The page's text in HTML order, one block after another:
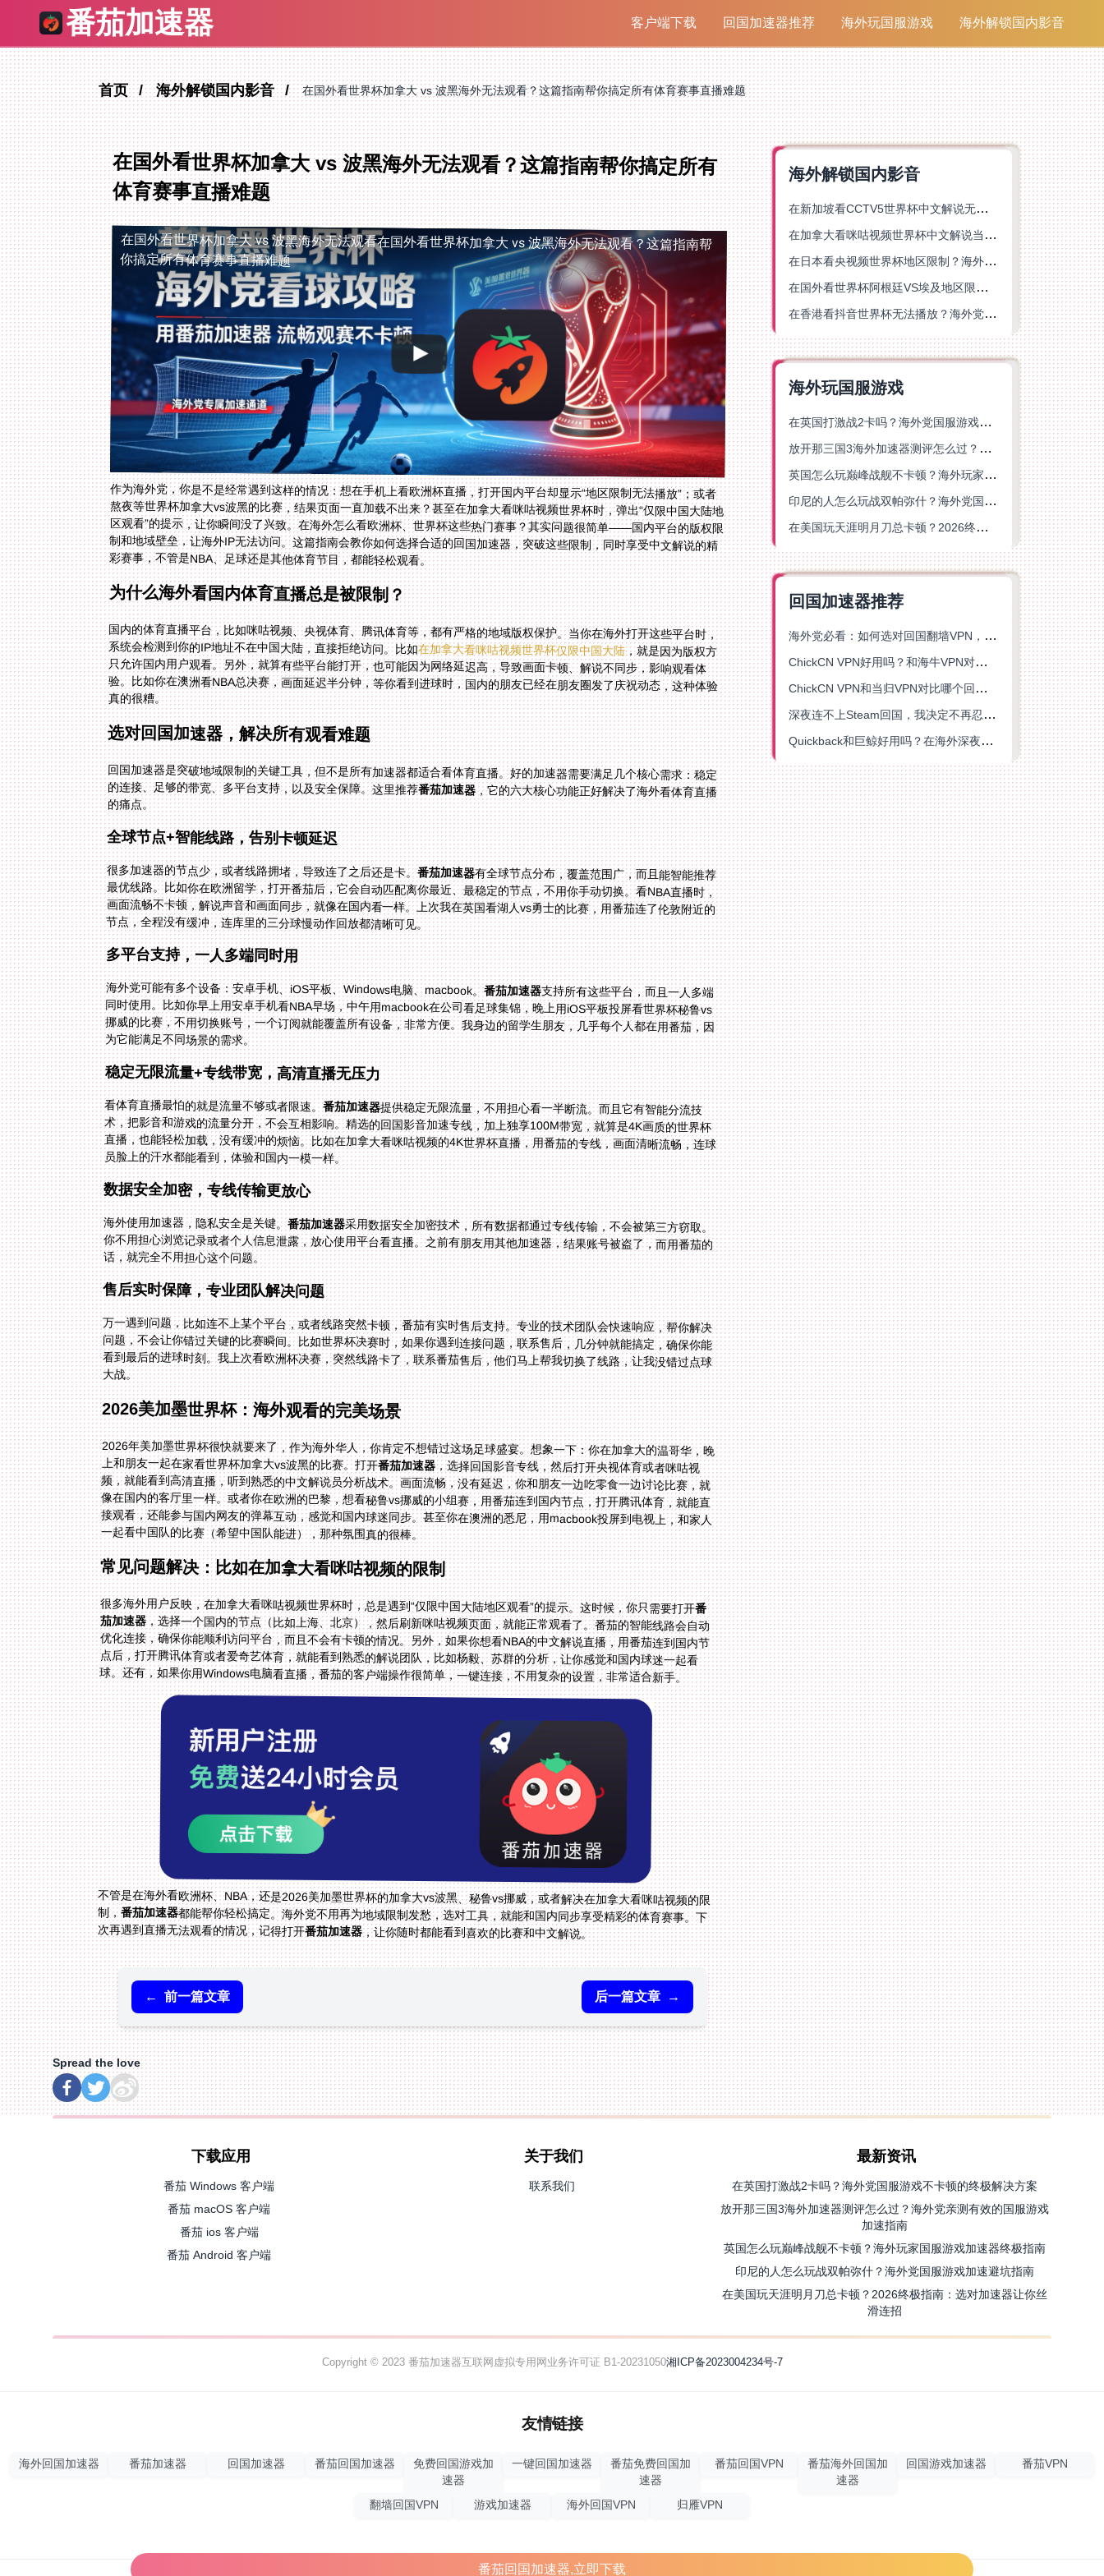
番茄加速器 客户端下载 回国加速器推荐 海外玩国服游戏 海外解锁国内影音
首页 海外解锁国内影音 在国外看世界杯加拿大 vs 波黑海外无法观看？这篇指南帮你搞定所有体育赛事直播难题
在国外看世界杯加拿大 vs 波黑海外无法观看？这篇指南帮你搞定所有
体育赛事直播难题
在国外看世界杯加拿大 vs 波黑海外无法观看在国外看世界杯加拿大 vs 波黑海外无法观看？这篇指南帮
你搞定所有体育赛事直播难题
作为海外党，你是不是经常遇到这样的情况：想在手机上看欧洲杯直播，打开国内平台却显示“地区限制无法播放”；或者
熬夜等世界杯加拿大vs波黑的比赛，结果页面一直加载不出来？甚至在加拿大看咪咕视频世界杯时，弹出“仅限中国大陆地
区观看”的提示，让你瞬间没了兴致。在海外怎么看欧洲杯、世界杯这些热门赛事？其实问题很简单——国内平台的版权限
制和地域壁垒，让海外IP无法访问。这篇指南会教你如何选择合适的回国加速器，突破这些限制，同时享受中文解说的精
彩赛事，不管是NBA、足球还是其他体育节目，都能轻松观看。
为什么海外看国内体育直播总是被限制？
国内的体育直播平台，比如咪咕视频、央视体育、腾讯体育等，都有严格的地域版权保护。当你在海外打开这些平台时，
系统会检测到你的IP地址不在中国大陆，直接拒绝访问。比如在加拿大看咪咕视频世界杯仅限中国大陆，就是因为版权方
只允许国内用户观看。另外，就算有些平台能打开，也可能因为网络延迟高，导致画面卡顿、解说不同步，影响观看体
验。比如你在澳洲看NBA总决赛，画面延迟半分钟，等你看到进球时，国内的朋友已经在朋友圈发了庆祝动态，这种体验
真的很糟。
选对回国加速器，解决所有观看难题
回国加速器是突破地域限制的关键工具，但不是所有加速器都适合看体育直播。好的加速器需要满足几个核心需求：稳定
的连接、足够的带宽、多平台支持，以及安全保障。这里推荐番茄加速器，它的六大核心功能正好解决了海外看体育直播
的痛点。
全球节点+智能线路，告别卡顿延迟
很多加速器的节点少，或者线路拥堵，导致连了之后还是卡。番茄加速器有全球节点分布，覆盖范围广，而且能智能推荐
最优线路。比如你在欧洲留学，打开番茄后，它会自动匹配离你最近、最稳定的节点，不用你手动切换。看NBA直播时，
画面流畅不卡顿，解说声音和画面同步，就像在国内看一样。上次我在英国看湖人vs勇士的比赛，用番茄连了伦敦附近的
节点，全程没有缓冲，连库里的三分球慢动作回放都清晰可见。
多平台支持，一人多端同时用
海外党可能有多个设备：安卓手机、iOS平板、Windows电脑、macbook。番茄加速器支持所有这些平台，而且一人多端
同时使用。比如你早上用安卓手机看NBA早场，中午用macbook在公司看足球集锦，晚上用iOS平板投屏看世界杯秘鲁vs
挪威的比赛，不用切换账号，一个订阅就能覆盖所有设备，非常方便。我身边的留学生朋友，几乎每个人都在用番茄，因
为它能满足不同场景的需求。
稳定无限流量+专线带宽，高清直播无压力
看体育直播最怕的就是流量不够或者限速。番茄加速器提供稳定无限流量，不用担心看一半断流。而且它有智能分流技
术，把影音和游戏的流量分开，不会互相影响。精选的回国影音加速专线，加上独享100M带宽，就算是4K画质的世界杯
直播，也能轻松加载，没有缓冲的烦恼。比如在加拿大看咪咕视频的4K世界杯直播，用番茄的专线，画面清晰流畅，连球
员脸上的汗水都能看到，体验和国内一模一样。
数据安全加密，专线传输更放心
海外使用加速器，隐私安全是关键。番茄加速器采用数据安全加密技术，所有数据都通过专线传输，不会被第三方窃取。
你不用担心浏览记录或者个人信息泄露，放心使用平台看直播。之前有朋友用其他加速器，结果账号被盗了，而用番茄的
话，就完全不用担心这个问题。
售后实时保障，专业团队解决问题
万一遇到问题，比如连不上某个平台，或者线路突然卡顿，番茄有实时售后支持。专业的技术团队会快速响应，帮你解决
问题，不会让你错过关键的比赛瞬间。比如世界杯决赛时，如果你遇到连接问题，联系售后，几分钟就能搞定，确保你能
看到最后的进球时刻。我上次看欧洲杯决赛，突然线路卡了，联系番茄售后，他们马上帮我切换了线路，让我没错过点球
大战。
2026美加墨世界杯：海外观看的完美场景
2026年美加墨世界杯很快就要来了，作为海外华人，你肯定不想错过这场足球盛宴。想象一下：你在加拿大的温哥华，晚
上和朋友一起在家看世界杯加拿大vs波黑的比赛。打开番茄加速器，选择回国影音专线，然后打开央视体育或者咪咕视
频，就能看到高清直播，听到熟悉的中文解说员分析战术。画面流畅，没有延迟，你和朋友一边吃零食一边讨论比赛，就
像在国内的客厅里一样。或者你在欧洲的巴黎，想看秘鲁vs挪威的小组赛，用番茄连到国内节点，打开腾讯体育，就能直
接观看，还能参与国内网友的弹幕互动，感觉和国内球迷同步。甚至你在澳洲的悉尼，用macbook投屏到电视上，和家人
一起看中国队的比赛（希望中国队能进），那种氛围真的很棒。
常见问题解决：比如在加拿大看咪咕视频的限制
很多海外用户反映，在加拿大看咪咕视频世界杯时，总是遇到“仅限中国大陆地区观看”的提示。这时候，你只需要打开番
茄加速器，选择一个国内的节点（比如上海、北京），然后刷新咪咕视频页面，就能正常观看了。番茄的智能线路会自动
优化连接，确保你能顺利访问平台，而且不会有卡顿的情况。另外，如果你想看NBA的中文解说直播，用番茄连到国内节
点后，打开腾讯体育或者爱奇艺体育，就能看到熟悉的解说团队，比如杨毅、苏群的分析，让你感觉和国内球迷一起看
球。还有，如果你用Windows电脑看直播，番茄的客户端操作很简单，一键连接，不用复杂的设置，非常适合新手。
不管是在海外看欧洲杯、NBA，还是2026美加墨世界杯的加拿大vs波黑、秘鲁vs挪威，或者解决在加拿大看咪咕视频的限
制，番茄加速器都能帮你轻松搞定。海外党不用再为地域限制发愁，选对工具，就能和国内同步享受精彩的体育赛事。下
次再遇到直播无法观看的情况，记得打开番茄加速器，让你随时都能看到喜欢的比赛和中文解说。
← 前一篇文章 后一篇文章 →
海外解锁国内影音
在新加坡看CCTV5世界杯中文解说无法播放？这篇指南帮你解锁海外体育直播自由
在加拿大看咪咕视频世界杯中文解说当前地区不可播放？这篇指南帮你一键解决
在日本看央视频世界杯地区限制？海外党体育赛事观看终极指南
在国外看世界杯阿根廷VS埃及地区限制？这篇指南帮你搞定中文直播+解说
在香港看抖音世界杯无法播放？海外党体育赛事中文直播终极指南
海外玩国服游戏
在英国打激战2卡吗？海外党国服游戏不卡顿的终极解决方案
放开那三国3海外加速器测评怎么过？海外党亲测有效的国服游戏加速指南
英国怎么玩巅峰战舰不卡顿？海外玩家国服游戏加速器终极指南
印尼的人怎么玩战双帕弥什？海外党国服游戏加速避坑指南
在美国玩天涯明月刀总卡顿？2026终极指南：选对加速器让你丝滑连招
回国加速器推荐
海外党必看：如何选对回国翻墙VPN，无缝解锁国内资源？
ChickCN VPN好用吗？和海牛VPN对比哪个回国效果更好？
ChickCN VPN和当归VPN对比哪个回国效果更好？海外党亲测后选了它
深夜连不上Steam回国，我决定不再忍受这数字鸿沟
Quickback和巨鲸好用吗？在海外深夜想刷B站、追爱奇艺的你，或许正需要这份答案
Spread the love
下载应用
番茄 Windows 客户端
番茄 macOS 客户端
番茄 ios 客户端
番茄 Android 客户端
关于我们
联系我们
最新资讯
在英国打激战2卡吗？海外党国服游戏不卡顿的终极解决方案
放开那三国3海外加速器测评怎么过？海外党亲测有效的国服游戏
加速指南
英国怎么玩巅峰战舰不卡顿？海外玩家国服游戏加速器终极指南
印尼的人怎么玩战双帕弥什？海外党国服游戏加速避坑指南
在美国玩天涯明月刀总卡顿？2026终极指南：选对加速器让你丝
滑连招
Copyright © 2023 番茄加速器互联网虚拟专用网业务许可证 B1-20231050湘ICP备2023004234号-7
友情链接
海外回国加速器 番茄加速器 回国加速器 番茄回国加速器
免费回国游戏加
速器
一键回国加速器
番茄免费回国加
速器
番茄回国VPN
番茄海外回国加
速器
回国游戏加速器 番茄VPN
翻墙回国VPN 游戏加速器 海外回国VPN 归雁VPN
番茄回国加速器,立即下载